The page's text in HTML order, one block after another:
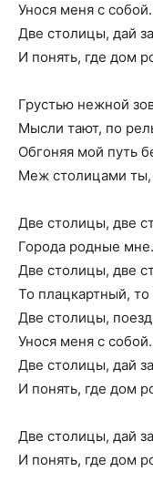
Унося меня с собой.
Две столицы, дай
И понять, где дом
Грустью нежной
Мысли тают, по
Обгоняя мой путь
Меж столицами ты,
Две столицы, две
Города родные мне.
Две столицы, две
То плацкартный,
Две столицы,
Унося меня с собой.
Две столицы, дай
И понять, где дом
Две столицы, дай
И понять, где дом